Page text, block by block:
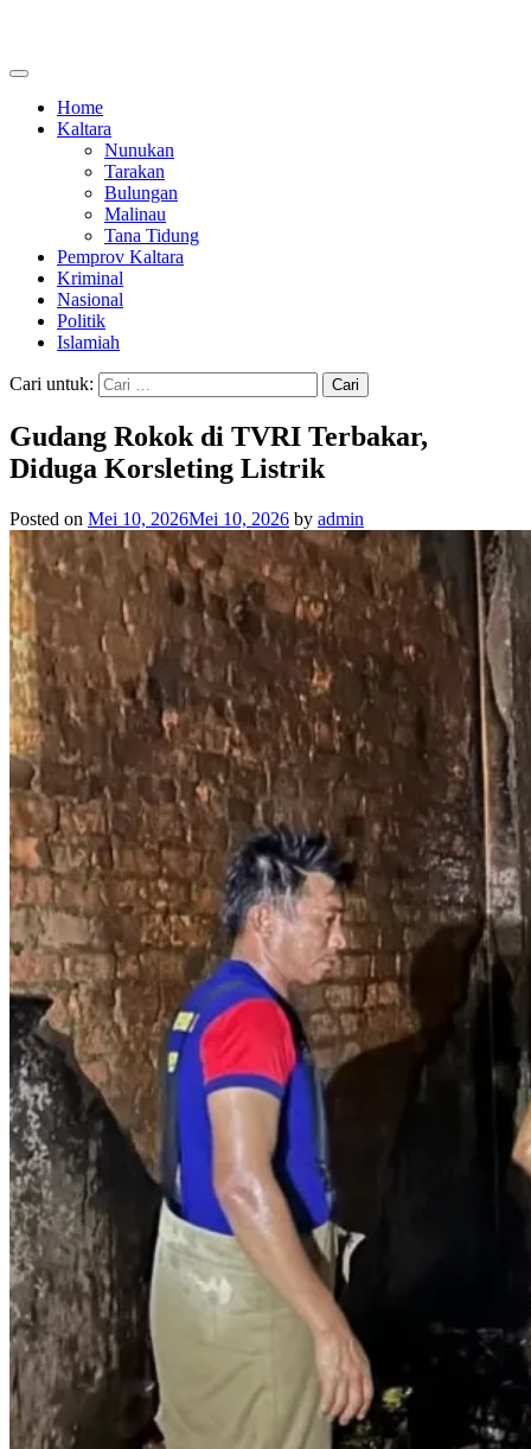
Home
Kaltara
Nunukan
Tarakan
Bulungan
Malinau
Tana Tidung
Pemprov Kaltara
Kriminal
Nasional
Politik
Islamiah
Cari untuk:
Gudang Rokok di TVRI Terbakar,
Diduga Korsleting Listrik
Posted on Mei 10, 2026Mei 10, 2026 by admin